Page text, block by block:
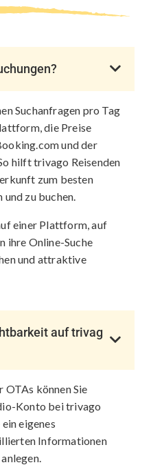
Suchanfragen pro Tag
die Preise
und der
hilft trivago Reisenden
zum besten
zu buchen.
einer Plattform, auf
ihre Online-Suche
und attraktive
auf trivag
OTAs können Sie
Konto bei trivago
eigenes
Informationen